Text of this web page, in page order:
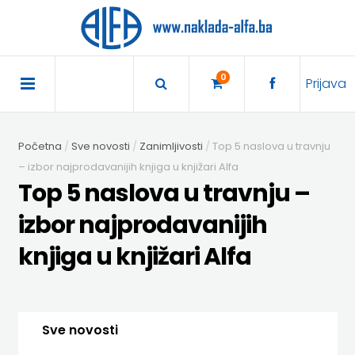
Prijava
0
POČETNA
AKCIJA
SNIŽENO
BIBLIOTEKA
DJEČJA
KUHARICE
DIDAKTIKA
Početna Sve novosti Zanimljivosti
Top 5 naslova u travnju
– izbor najprodavanijih knjiga u knjižari Alfa
Top 5 naslova u travnju –
izbor najprodavanijih
knjiga u knjižari Alfa
Sve novosti